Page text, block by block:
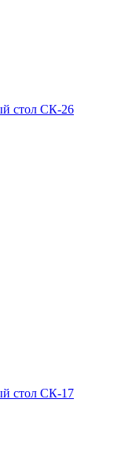
стол СК-26
стол СК-17